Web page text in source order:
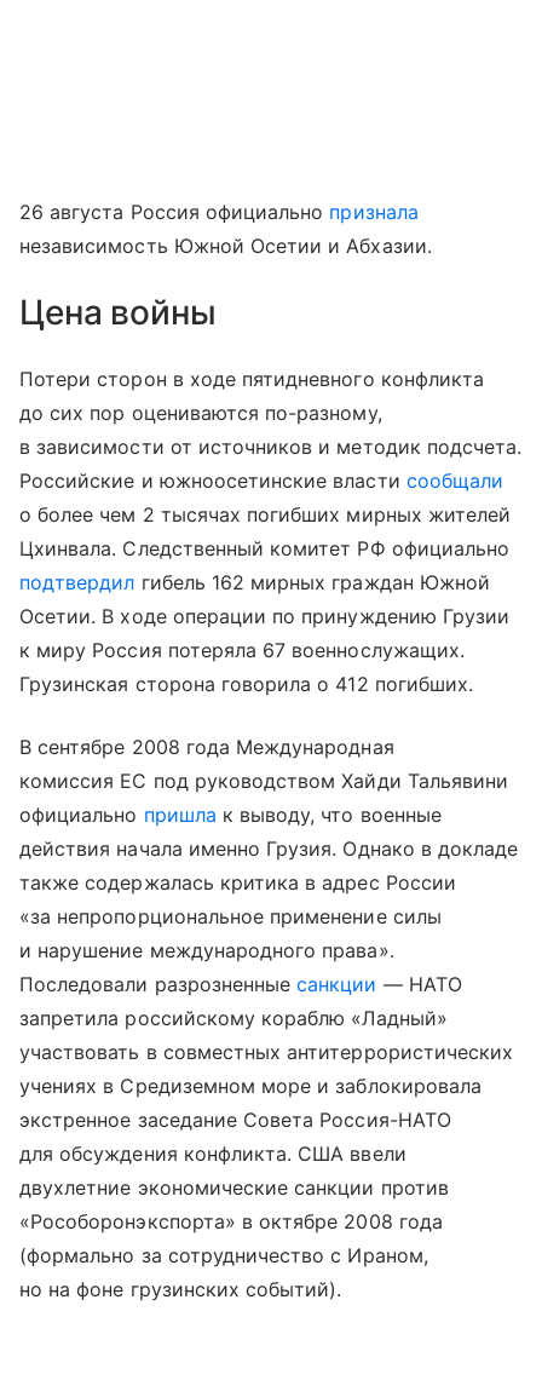
26 августа Россия официально признала
независимость Южной Осетии и Абхазии.
Цена войны
Потери сторон в ходе пятидневного конфликта
до сих пор оцениваются по-разному,
в зависимости от источников и методик подсчета.
Российские и южноосетинские власти сообщали
о более чем 2 тысячах погибших мирных жителей
Цхинвала. Следственный комитет РФ официально
подтвердил гибель 162 мирных граждан Южной
Осетии. В ходе операции по принуждению Грузии
к миру Россия потеряла 67 военнослужащих.
Грузинская сторона говорила о 412 погибших.
В сентябре 2008 года Международная
комиссия ЕС под руководством Хайди Тальявини
официально пришла к выводу, что военные
действия начала именно Грузия. Однако в докладе
также содержалась критика в адрес России
«за непропорциональное применение силы
и нарушение международного права».
Последовали разрозненныесанкции — НАТО
запретила российскому кораблю «Ладный»
участвовать в совместных антитеррористических
учениях в Средиземном море и заблокировала
экстренное заседание Совета Россия-НАТО
для обсуждения конфликта. США ввели
двухлетние экономические санкции против
«Рособоронэкспорта» в октябре 2008 года
(формально за сотрудничество с Ираном,
но на фоне грузинских событий).